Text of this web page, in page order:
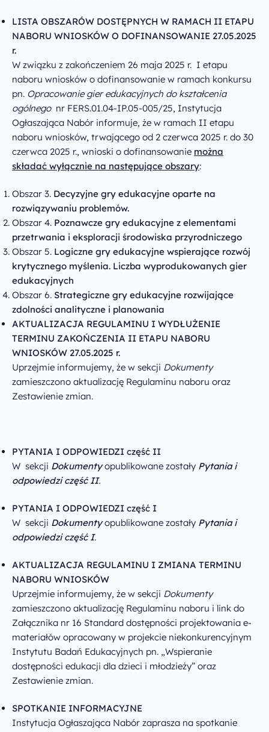
LISTA OBSZARÓW DOSTĘPNYCH W RAMACH II ETAPU
NABORU WNIOSKÓW O DOFINANSOWANIE 27.05.2025
r.
W związku z zakończeniem 26 maja 2025 r. I etapu
naboru wniosków o dofinansowanie w ramach konkursu
pn. Opracowanie gier edukacyjnych do kształcenia
ogólnegonr FERS.01.04-IP.05-005/25, Instytucja
Ogłaszająca Nabór informuje, że w ramach II etapu
naboru wniosków, trwającego od 2 czerwca 2025 r. do 30
czerwca 2025 r., wnioski o dofinansowanie można
składać wyłącznie na następujące obszary:
Obszar 3. Decyzyjne gry edukacyjne oparte na
rozwiązywaniu problemów.
Obszar 4. Poznawcze gry edukacyjne z elementami
przetrwania i eksploracji środowiska przyrodniczego
Obszar 5. Logiczne gry edukacyjne wspierające rozwój
krytycznego myślenia. Liczba wyprodukowanych gier
edukacyjnych
Obszar 6. Strategiczne gry edukacyjne rozwijające
zdolności analityczne i planowania
AKTUALIZACJA REGULAMINU I WYDŁUŻENIE
TERMINU ZAKOŃCZENIA II ETAPU NABORU
WNIOSKÓW 27.05.2025 r.
Uprzejmie informujemy, że w sekcji Dokumenty
zamieszczono aktualizację Regulaminu naboru oraz
Zestawienie zmian.
PYTANIA I ODPOWIEDZI część II
W sekcji Dokumentyopublikowane zostały Pytania i
odpowiedzi część II.
PYTANIA I ODPOWIEDZI część I
W sekcji Dokumentyopublikowane zostały Pytania i
odpowiedzi część I.
AKTUALIZACJA REGULAMINU I ZMIANA TERMINU
NABORU WNIOSKÓW
Uprzejmie informujemy, że w sekcji Dokumenty
zamieszczono aktualizację Regulaminu naboru i link do
Załącznika nr 16 Standard dostępności projektowania e-
materiałów opracowany w projekcie niekonkurencyjnym
Instytutu Badań Edukacyjnych pn. „Wspieranie
dostępności edukacji dla dzieci i młodzieży” oraz
Zestawienie zmian.
SPOTKANIE INFORMACYJNE
Instytucja Ogłaszająca Nabór zaprasza na spotkanie